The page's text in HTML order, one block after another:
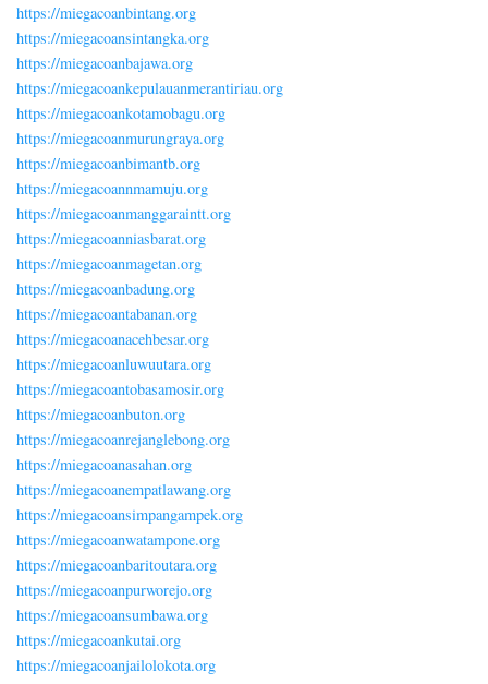
https://miegacoanbintang.org
https://miegacoansintangka.org
https://miegacoanbajawa.org
https://miegacoankepulauanmerantiriau.org
https://miegacoankotamobagu.org
https://miegacoanmurungraya.org
https://miegacoanbimantb.org
https://miegacoannmamuju.org
https://miegacoanmanggaraintt.org
https://miegacoanniasbarat.org
https://miegacoanmagetan.org
https://miegacoanbadung.org
https://miegacoantabanan.org
https://miegacoanacehbesar.org
https://miegacoanluwuutara.org
https://miegacoantobasamosir.org
https://miegacoanbuton.org
https://miegacoanrejanglebong.org
https://miegacoanasahan.org
https://miegacoanempatlawang.org
https://miegacoansimpangampek.org
https://miegacoanwatampone.org
https://miegacoanbaritoutara.org
https://miegacoanpurworejo.org
https://miegacoansumbawa.org
https://miegacoankutai.org
https://miegacoanjailolokota.org